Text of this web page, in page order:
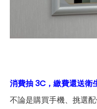
消費抽 3C，繳費還送衛
不論是購買手機、挑選